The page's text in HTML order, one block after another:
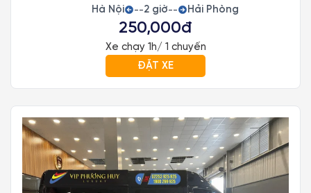
Hà Nội --2 giờ-- Hải Phòng
250,000đ
Xe chạy 1h/ 1 chuyến
ĐẶT XE